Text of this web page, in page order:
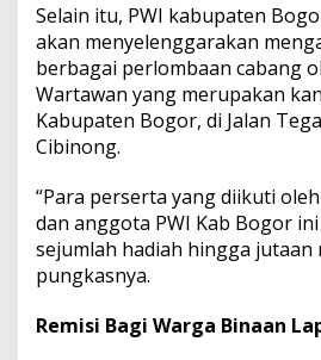
Selain itu, PWI kabupaten
akan menyelenggarakan
berbagai perlombaan cabang
Wartawan yang merupakan
Kabupaten Bogor, di Jalan
Cibinong.
“Para perserta yang diikuti
dan anggota PWI Kab Bogor
sejumlah hadiah hingga jutaan
pungkasnya.
Remisi Bagi Warga Binaan